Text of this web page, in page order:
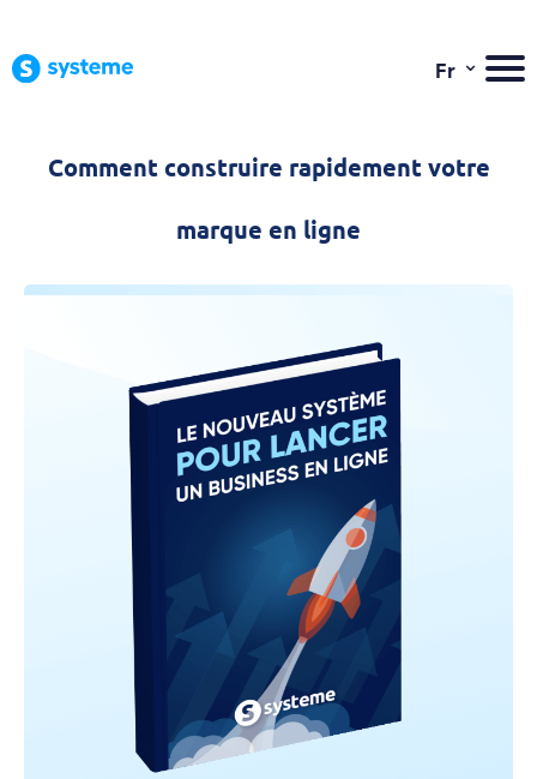
Fr ⌄
Comment construire rapidement votre
marque en ligne